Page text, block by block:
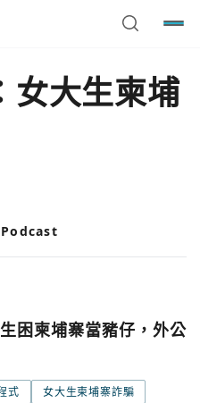
女大生柬埔
Podcast
困柬埔寨當豬仔，外公
式
女大生柬埔寨詐騙
號繼續
鈕或空白處，即可回到加密